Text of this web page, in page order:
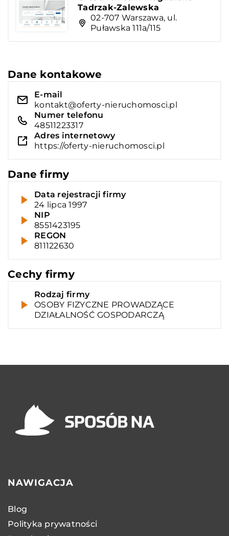
Tadrzak-Zalewska
02-707 Warszawa, ul.
Puławska 111a/115
Dane kontakowe
E-mail
kontakt@oferty-nieruchomosci.pl
Numer telefonu
48511223317
Adres internetowy
https://oferty-nieruchomosci.pl
Dane firmy
Data rejestracji firmy
24 lipca 1997
NIP
8551423195
REGON
811122630
Cechy firmy
Rodzaj firmy
OSOBY FIZYCZNE PROWADZĄCE
DZIAŁALNOŚĆ GOSPODARCZĄ
NAWIGACJA
Blog
Polityka prywatności